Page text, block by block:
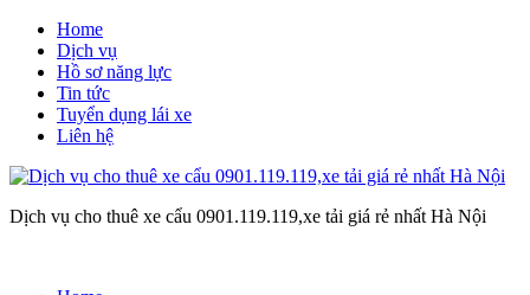
Home
Dịch vụ
Hồ sơ năng lực
Tin tức
Tuyển dụng lái xe
Liên hệ
Dịch vụ cho thuê xe cẩu 0901.119.119,xe tải giá rẻ nhất Hà Nội